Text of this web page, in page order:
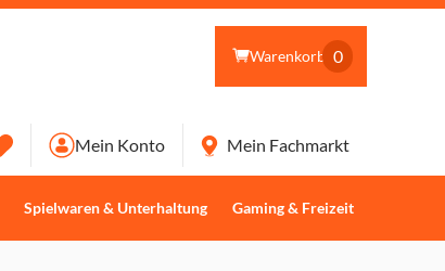
Warenkorb 0
Spielwaren & Unterhaltung Gaming & Freizeit
Mein Konto Mein Fachmarkt